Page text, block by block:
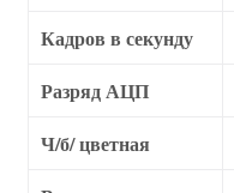
Кадров в секунду
Разряд АЦП
Ч/б/ цветная